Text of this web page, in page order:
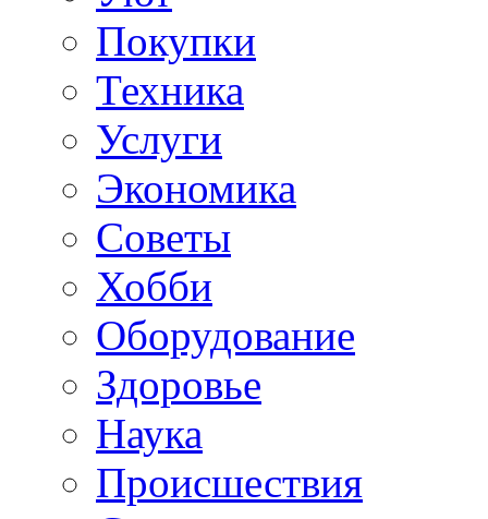
Покупки
Техника
Услуги
Экономика
Советы
Хобби
Oборудование
Здоровье
Наука
Происшествия